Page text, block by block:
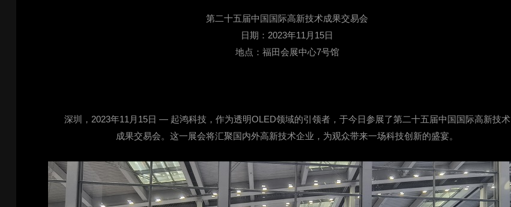
第二十五届中国国际高新技术成果交易会
日期：2023年11月15日
地点：福田会展中心7号馆
深圳，2023年11月15日 — 起鸿科技，作为透明OLED领域的引领者，于今日参展了第二十五届中国国际高新技术
成果交易会。这一展会将汇聚国内外高新技术企业，为观众带来一场科技创新的盛宴。